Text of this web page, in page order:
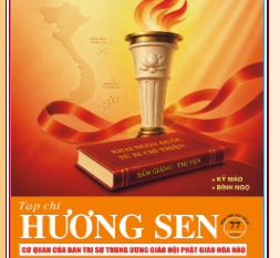
VẤN ĐỀ CHUNG VỀ PHÁP
LUẬT VÀ HỆ THỐNG PHÁP
LUẬT VIỆT NAM
- LỚP TẬP HUẤN LỊCH SỬ,
PHÁP LUẬT VIỆT NAM VÀ
HIẾN CHƯƠNG GIÁO HỘI
PGHH NHIỆM KỲ VI (2024-
2029) CHO TRỊ SỰ VIÊN
TRUNG ƯƠNG, BAN ĐẠI
DIỆN TỈNH VÀ GIÁO LÝ
VIÊN - CHUYÊN ĐỀ: SỰ RA
ĐỜI, BẢN CHẤT, CHỨC
NĂNG VÀ HÌNH THỨC CỦA